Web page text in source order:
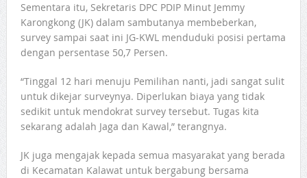
Sementara itu, Sekretaris DPC PDIP Minut Jemmy
Karongkong (JK) dalam sambutanya membeberkan,
survey sampai saat ini JG-KWL menduduki posisi pertama
dengan persentase 50,7 Persen.
“Tinggal 12 hari menuju Pemilihan nanti, jadi sangat sulit
untuk dikejar surveynya. Diperlukan biaya yang tidak
sedikit untuk mendokrat survey tersebut. Tugas kita
sekarang adalah Jaga dan Kawal,” terangnya.
JK juga mengajak kepada semua masyarakat yang berada
di Kecamatan Kalawat untuk bergabung bersama